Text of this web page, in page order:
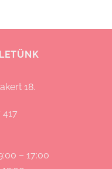
18.
417
– 17:00